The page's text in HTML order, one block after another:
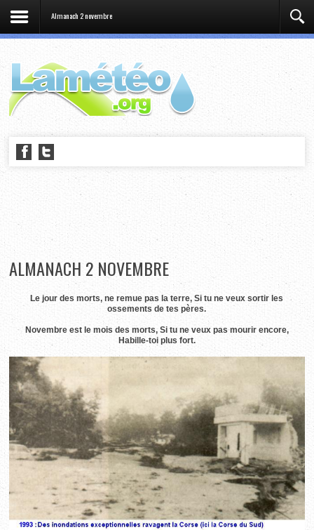
Almanach 2 novembre
ALMANACH 2 NOVEMBRE
Le jour des morts, ne remue pas la terre, Si tu ne veux sortir les
ossements de tes pères.
Novembre est le mois des morts, Si tu ne veux pas mourir encore,
Habille-toi plus fort.